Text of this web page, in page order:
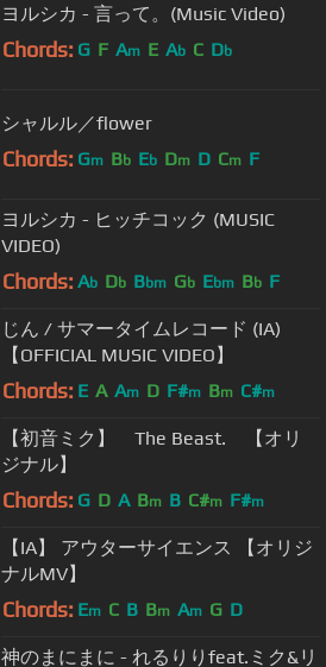
ヨルシカ - 言って。(Music Video)
Chords: G F Am E Ab C Db
シャルル／flower
Chords: Gm Bb Eb Dm D Cm F
ヨルシカ - ヒッチコック (MUSIC
VIDEO)
Chords: Ab Db Bbm Gb Ebm Bb F
じん / サマータイムレコード (IA)
【OFFICIAL MUSIC VIDEO】
Chords: E A Am D F#m Bm C#m
【初音ミク】 The Beast. 【オリ
ジナル】
Chords: G D A Bm B C#m F#m
【IA】 アウターサイエンス 【オリジ
ナルMV】
Chords: Em C B Bm Am G D
神のまにまに - れるりりfeat.ミク&リ